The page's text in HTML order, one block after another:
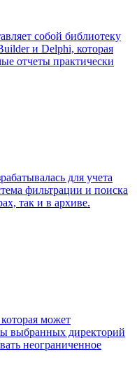
собой библиотеку
и Delphi, которая
отчеты практически
для учета
фильтрации и поиска
так и в архиве.
может
выбранных директорий
неограниченное